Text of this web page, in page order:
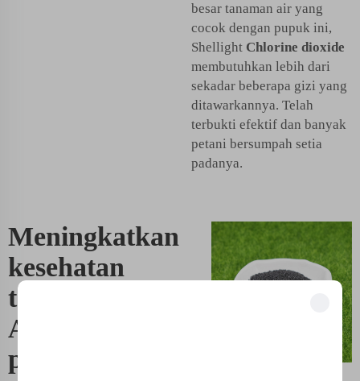
besar tanaman air yang
cocok dengan pupuk ini,
Shellight Chlorine dioxide
membutuhkan lebih dari
sekadar beberapa gizi yang
ditawarkannya. Telah
terbukti efektif dan banyak
petani bersumpah setia
padanya.
Meningkatkan
kesehatan
tanaman air
Anda dengan
pupuk yang